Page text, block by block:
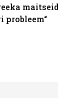
probleem“